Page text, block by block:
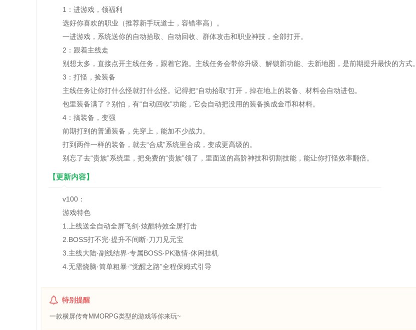
1：进游戏，领福利‌
选好你喜欢的职业（推荐新手玩‌道士‌，容错率高）。
一进游戏，系统送你的自动拾取、自动回收、群体攻击和职业神技，‌全部打开‌。
‌2：跟着主线走‌
别想太多，直接点开主线任务，跟着它跑。主线任务会带你升级、解锁新功能、去新地图，是前期提升最快的方式。
3：打怪，捡装备‌
主线任务让你打什么怪就打什么怪。记得把“自动拾取”打开，掉在地上的装备、材料会自动进包。
包里装备满了？别怕，有“自动回收”功能，它会自动把没用的装备换成金币和材料。
4：搞装备，变强‌
前期打到的普通装备，先穿上，能加不少战力。
打到两件一样的装备，就去“合成”系统里合成，变成更高级的。
别忘了去“贵族”系统里，把免费的“贵族”领了，里面送的高阶神技和切割技能，能让你打怪效率翻倍。
【更新内容】
v100：
游戏特色
1.上线送全自动全屏飞剑·炫酷特效全屏打击
2.BOSS打不完·提升不间断·刀刀见元宝
3.主线大陆·副线结界·专属BOSS·PK激情·休闲挂机
4.无需烧脑·简单粗暴·“觉醒之路”全程保姆式引导
特别提醒
一款横屏传奇MMORPG类型的游戏等你来玩~